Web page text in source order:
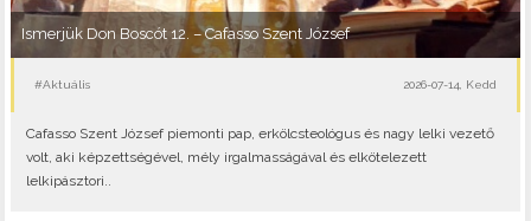
Ismerjük Don Boscót 12. – Cafasso Szent József
#Aktuális 2026-07-14, Kedd
Cafasso Szent József piemonti pap, erkölcsteológus és nagy lelki vezető
volt, aki képzettségével, mély irgalmasságával és elkötelezett
lelkipásztori..